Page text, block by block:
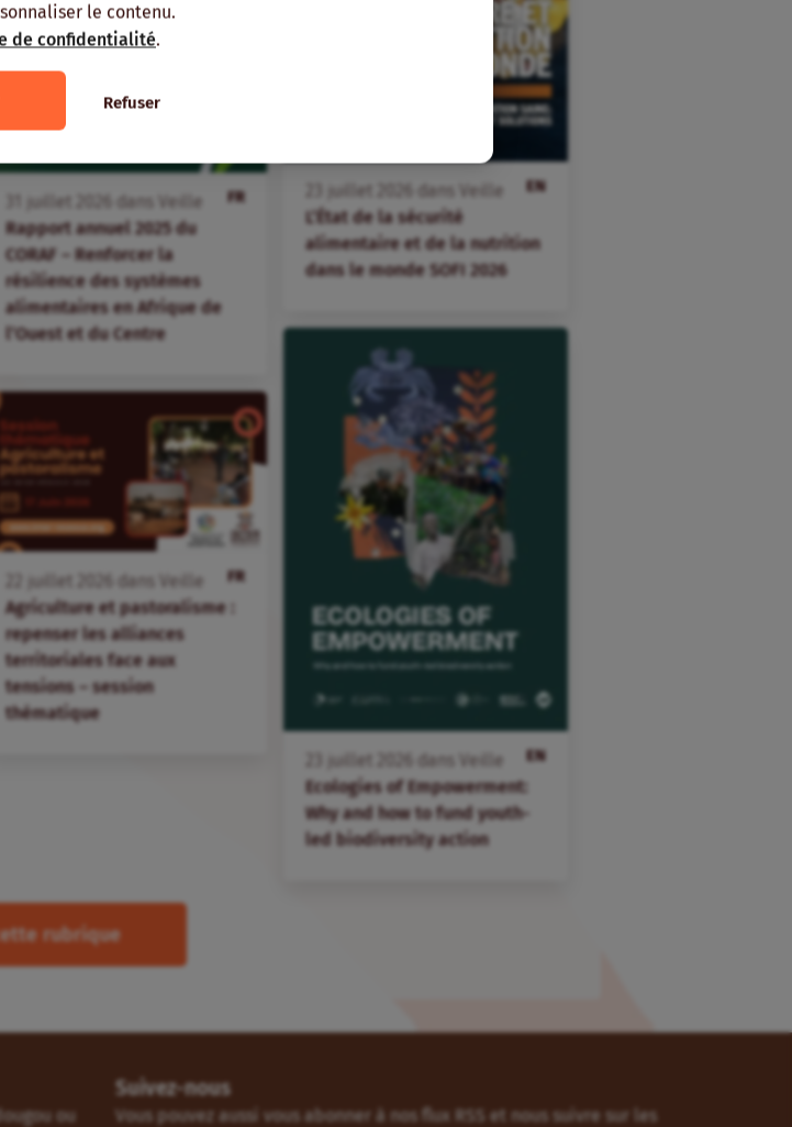
le contenu.
de confidentialité.
Refuser
FR
juillet dans
Veille
Rapport annuel 2025 du
CORAF – Renforcer la
résilience des systèmes
alimentaires en Afrique de
l’Ouest et du Centre
EN
juillet dans
Veille
L’État de la sécurité
alimentaire et de la nutrition
dans le monde SOFI 2026
EN
juillet dans
Veille
Ecologies of Empowerment:
Why and how to fund youth-
led biodiversity action
FR
juillet dans Veille
Agriculture et pastoralisme :
repenser les alliances
territoriales face aux
tensions – session
thématique
rubrique
ou
Suivez-nous
Vous pouvez aussi vous abonner à nos flux RSS et nous suivre sur les